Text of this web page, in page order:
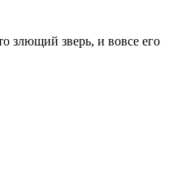
злющий зверь, и вовсе его